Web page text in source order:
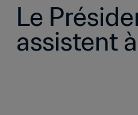
Le
assistent